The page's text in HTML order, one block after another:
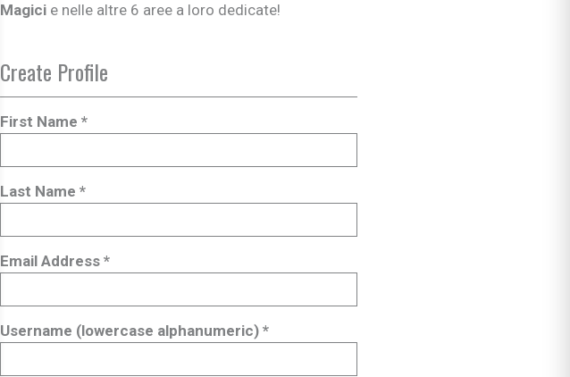
IN EVIDENZA
Magicie nelle altre 6 aree a loro dedicate!
Create Profile
First Name *
Last Name *
Email Address *
Username (lowercase alphanumeric) *